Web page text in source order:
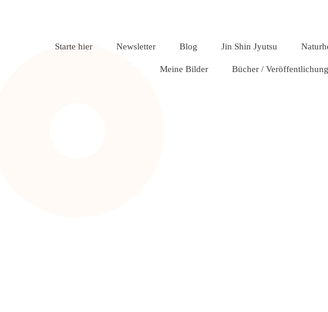
Starte hier Newsletter Blog Jin Shin Jyutsu
Meine Bilder Bücher /